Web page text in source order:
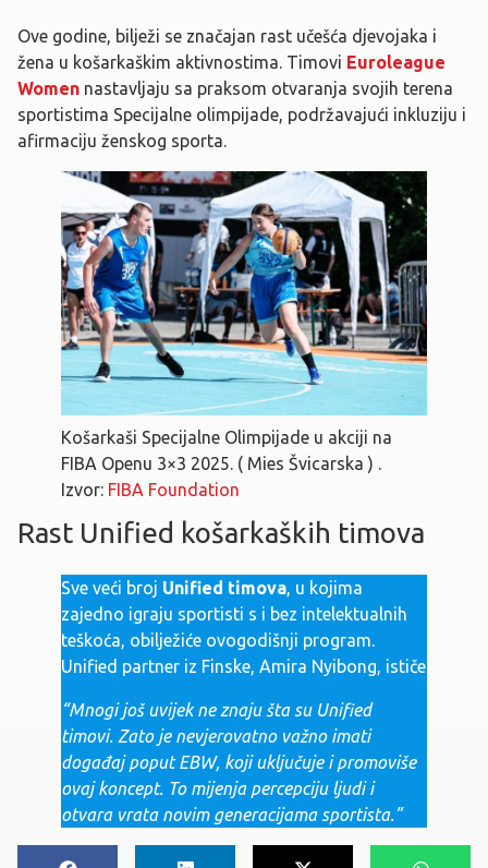
Ove godine, bilježi se značajan rast učešća djevojaka i
žena u košarkaškim aktivnostima. Timovi Euroleague
Women nastavljaju sa praksom otvaranja svojih terena
sportistima Specijalne olimpijade, podržavajući inkluziju i
afirmaciju ženskog sporta.
Košarkaši Specijalne Olimpijade u akciji na
FIBA ​​Openu 3×3 2025. ( Mies Švicarska ) .
Izvor: FIBA ​​Foundation
Rast Unified košarkaških timova
Sve veći broj Unified timova, u kojima
zajedno igraju sportisti s i bez intelektualnih
teškoća, obilježiće ovogodišnji program.
Unified partner iz Finske, Amira Nyibong, ističe
“Mnogi još uvijek ne znaju šta su Unified
timovi. Zato je nevjerovatno važno imati
događaj poput EBW, koji uključuje i promoviše
ovaj koncept. To mijenja percepciju ljudi i
otvara vrata novim generacijama sportista.”